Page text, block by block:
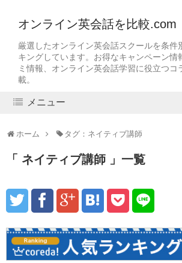
オンライン英会話を比較.com
厳選したオンライン英会話スクールを条件
キングしています。お得なキャンペーン情
ミ情報、オンライン英会話学習に役立つコ
載。
メニュー
ホーム タグ：ネイティブ講師
ネイティブ講師 一覧